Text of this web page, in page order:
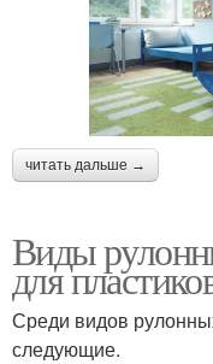
читать дальше →
Виды
для
Среди видов
следующие.